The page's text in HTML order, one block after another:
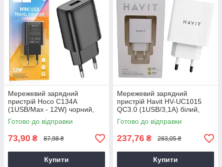
Мережевий зарядний
пристрій Hoco C134A
(1USB/Max - 12W) чорний,
зарядка для телефону,
зарядний пристрій для
телефону
Готово до відправки
73,90 ₴ 87,98 ₴
Купити
Мережевий зарядний
пристрій Havit HV-UC1015
QC3.0 (1USB/3,1А) білий,
адаптер живлення
Готово до відправки
237,76 ₴ 283,05 ₴
Купити